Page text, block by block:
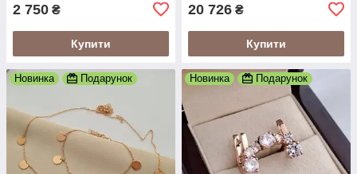
2 750 ₴
Купити
20 726 ₴
Купити
Новинка Подарунок Новинка Подарунок